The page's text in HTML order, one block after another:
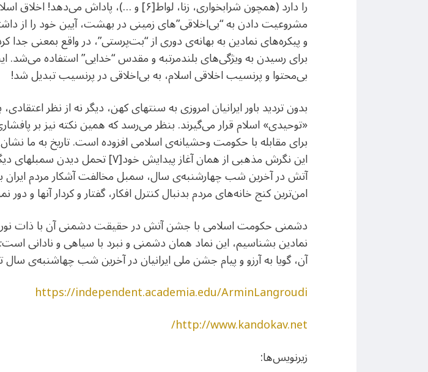
را دارد (همچون شرابخواری، زنا، لواط[۶] و
مشروعیت دادن به “بی‌اخلاقی”های زمینی در بهشت، آیین خود را از
و پیکره‌های نمادین به بهانه‌ی دوری از “بت‌پرستی”، در واقع بمعنی جدا
برای رسیدن به ویژگی‌های بلندمرتبه و مقدس “خدایی‌” استفاده می‌شد.
بی‌محتوا و پرنسیب اخلاقی اسلام، به بی‌اخلاقی در پرنسیب تبدیل شد!
بدون تردید باور ایرانیان امروزی به سنتهای کهن، دیگر نه از نظر
«توحیدی» اسلام قرار می‌گیرند. بنظر می‌رسد که همین نکته نیز بر
برای مقابله با حکومت وحشیانه‌ی اسلامی افزوده است. تاریخ به ما
این نگرش مذهبی از همان آغاز
آتش در آخرین شب چهارشنبه‌ی سال، سمبل مخالفت آشکار مردم ایران
امن‌ترین کنج خانه‌های مردم بدنبال کنترل افکار، گفتار و کردار آنها و
دشمنی حکومت اسلامی با جشن آتش در حقیقت دشمنی آن با ذات
نمادین بشناسیم، این نماد همان دشمنی و نبرد با سیاهی و نادانی است.
آن، گویا به آرزو و پیام جشن ملی ایرانیان در آخرین شب چهاشنبه‌ی
https://independent.academia.edu/ArminLangroudi
http://www.kandokav.net/
زیرنویس‌ها: